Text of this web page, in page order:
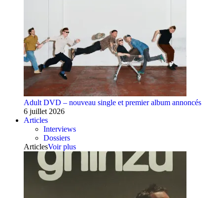
Adult DVD – nouveau single et premier album annoncés
6 juillet 2026
Articles
Interviews
Dossiers
ArticlesVoir plus